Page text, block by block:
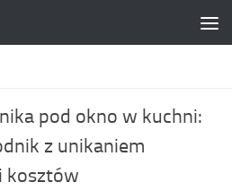
pod okno w kuchni:
z unikaniem
kosztów